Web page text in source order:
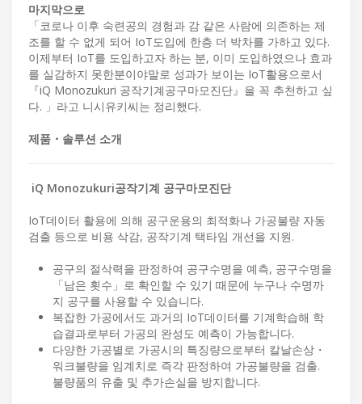
마지막으로
「코로나 이후 숙련공의 경험과 감 같은 사람에 의존하는 제
조를 할 수 없게 되어 IoT도입에 한층 더 박차를 가하고 있다.
이제부터 IoT를 도입하고자 하는 분, 이미 도입하였으나 효과
를 실감하지 못한분이야말로 성과가 보이는 IoT활용으로서
『iQ Monozukuri 공작기계공구마모진단』을 꼭 추천하고 싶
다. 」라고 니시유키씨는 정리했다.
제품・솔루션 소개
iQ Monozukuri공작기계 공구마모진단
IoT데이터 활용에 의해 공구운용의 최적화나 가공불량 자동
검출 등으로 비용 삭감, 공작기계 택타임 개선을 지원.
공구의 절삭력을 판정하여 공구수명을 예측, 공구수명을
「남은 횟수」로 확인할 수 있기 때문에 누구나 수명까
지 공구를 사용할 수 있습니다.
복잡한 가공에서도 과거의 IoT데이터를 기계학습해 학
습결과로부터 가공의 완성도 예측이 가능합니다.
다양한 가공별로 가공시의 특징량으로부터 칼날손상・
워크불량을 임계치로 즉각 판정하여 가공불량을 검출.
불량품의 유출 및 추가손실을 방지합니다.